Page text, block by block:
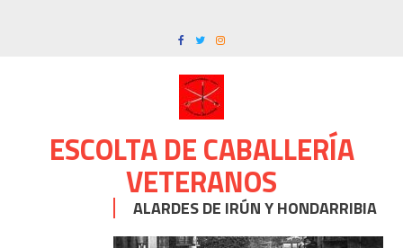
ESCOLTA DE CABALLERÍA
VETERANOS
ALARDES DE IRÚN Y HONDARRIBIA